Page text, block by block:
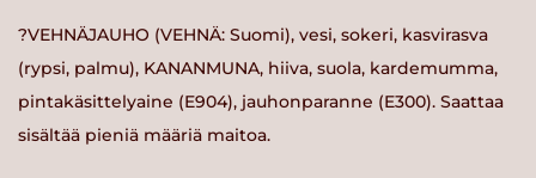
?VEHNÄJAUHO (VEHNÄ: Suomi), vesi, sokeri, kasvirasva
(rypsi, palmu), KANANMUNA, hiiva, suola, kardemumma,
pintakäsittelyaine (E904), jauhonparanne (E300). Saattaa
sisältää pieniä määriä maitoa.